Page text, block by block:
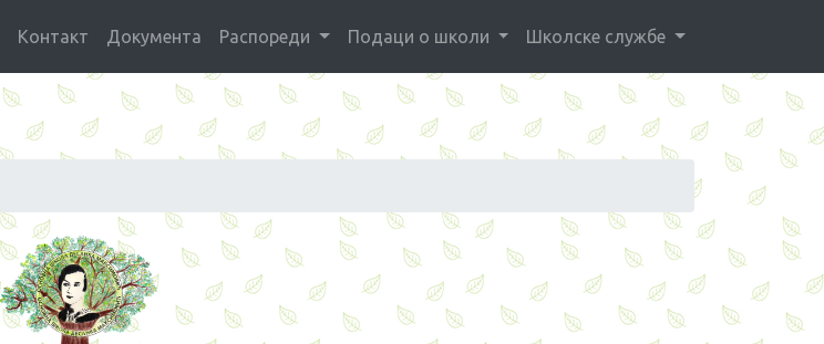
Контакт Документа Распореди Подаци о школи Школске службе